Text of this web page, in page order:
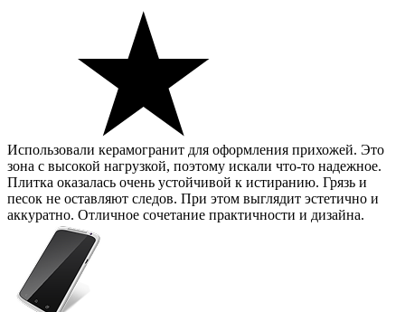
Использовали керамогранит для оформления прихожей. Это
зона с высокой нагрузкой, поэтому искали что-то надежное.
Плитка оказалась очень устойчивой к истиранию. Грязь и
песок не оставляют следов. При этом выглядит эстетично и
аккуратно. Отличное сочетание практичности и дизайна.